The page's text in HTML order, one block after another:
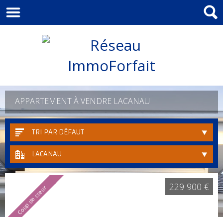
APPARTEMENT À VENDRE LACANAU
TRI PAR DÉFAUT
LACANAU
Coup de cœur 229 900 €